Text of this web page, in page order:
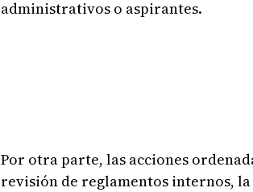
administrativos o aspirantes.
Por otra parte, las acciones
revisión de reglamentos internos,